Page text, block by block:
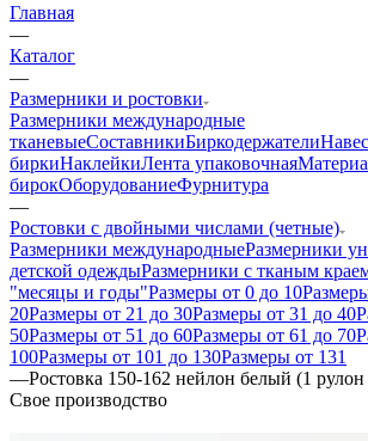
Главная
—
Каталог
—
Размерники и ростовки
Размерники международные
тканевыеСоставникиБиркодержатели
биркиНаклейкиЛента упаковочная
бирокОборудованиеФурнитура
—
Ростовки с двойными числами (четные)
Размерники международныеРазмерники
детской одеждыРазмерники с тканым
"месяцы и годы"Размеры от 0 до 10
20Размеры от 21 до 30Размеры от 31 до 40
50Размеры от 51 до 60Размеры от 61 до 70
100Размеры от 101 до 130Размеры от 131
—Ростовка 150-162 нейлон белый (1
Свое производство